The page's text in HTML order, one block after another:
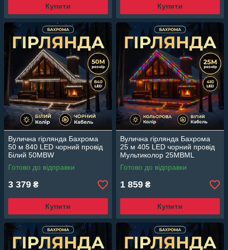
Купити Купити
Вулична гірлянда Бахрома
50 м 840 LED чорний провід
Білий 50MBW
Готово до відправки
3 379 ₴
Купити
Вулична гірлянда Бахрома
25 м 405 LED чорний провід
Мультиколор 25MBML
Готово до відправки
1 859 ₴
Купити